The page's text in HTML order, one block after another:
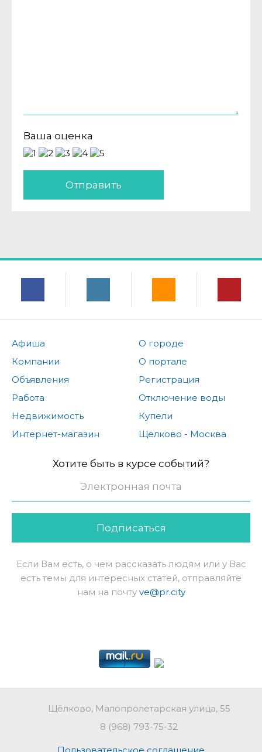
Ваша оценка
Отправить
Афиша
Компании
Объявления
Работа
Недвижимость
Интернет-магазин
О городе
О портале
Регистрация
Отключение воды
Купели
Щёлково - Москва
Хотите быть в курсе событий?
Подписаться
Если Вам есть, о чем рассказать людям или у Вас
есть темы для интересных статей, отправляйте
нам на почту ve@pr.city
Щёлково, Малопролетарская улица, 55
8 (968) 793-75-32
Пользовательское соглашение